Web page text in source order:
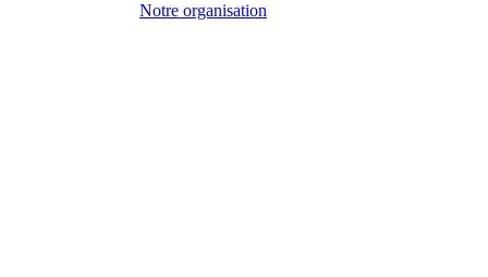
Notre organisation